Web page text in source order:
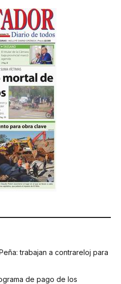
trabajan a contrareloj para
de pago de los